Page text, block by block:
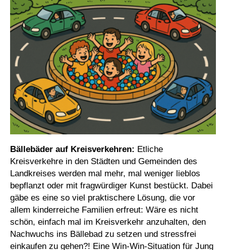
Bällebäder auf Kreisverkehren: Etliche
Kreisverkehre in den Städten und Gemeinden des
Landkreises werden mal mehr, mal weniger lieblos
bepflanzt oder mit fragwürdiger Kunst bestückt. Dabei
gäbe es eine so viel praktischere Lösung, die vor
allem kinderreiche Familien erfreut: Wäre es nicht
schön, einfach mal im Kreisverkehr anzuhalten, den
Nachwuchs ins Bällebad zu setzen und stressfrei
einkaufen zu gehen?! Eine Win-Win-Situation für Jung